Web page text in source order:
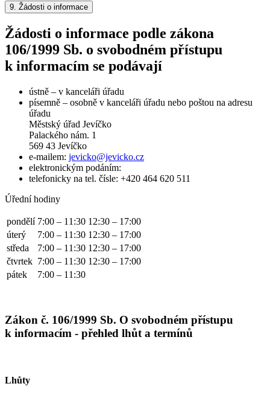
9. Žádosti o informace
Žádosti o informace podle zákona
106/1999 Sb. o svobodném přístupu
k informacím se podávají
ústně – v kanceláři úřadu
písemně – osobně v kanceláři úřadu nebo poštou na adresu
úřadu
Městský úřad Jevíčko
Palackého nám. 1
569 43 Jevíčko
e-mailem: jevicko@jevicko.cz
elektronickým podáním:
telefonicky na tel. čísle: +420 464 620 511
Úřední hodiny
pondělí 7:00 – 11:30 12:30 – 17:00
úterý
7:00 – 11:30 12:30 – 17:00
středa
7:00 – 11:30 12:30 – 17:00
čtvrtek 7:00 – 11:30 12:30 – 17:00
pátek
7:00 – 11:30
Zákon č. 106/1999 Sb. O svobodném přístupu
k informacím - přehled lhůt a termínů
Lhůty